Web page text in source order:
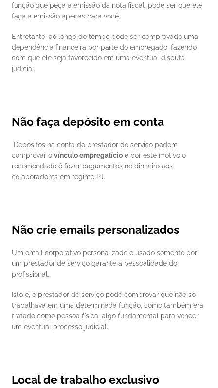
função que peça a emissão da nota fiscal, pode ser que ele
faça a emissão apenas para você.
Entretanto, ao longo do tempo pode ser comprovado uma
dependência financeira por parte do empregado, fazendo
com que ele seja favorecido em uma eventual disputa
judicial.
Não faça depósito em conta
comprovar o vínculo empregatício e por este motivo o
recomendado é fazer pagamentos no dinheiro aos
colaboradores em regime PJ.
Não crie emails personalizados
Um email corporativo personalizado e usado somente por
um prestador de serviço garante a pessoalidade do
profissional.
Isto é, o prestador de serviço pode comprovar que não só
trabalhava em uma determinada função, como também era
tratado como pessoa física, algo fundamental para vencer
um eventual processo judicial.
Local de trabalho exclusivo